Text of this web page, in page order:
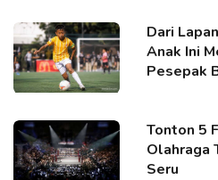
Dari
Anak Ini
Pesepak
Tonton 5
Olahraga
Seru